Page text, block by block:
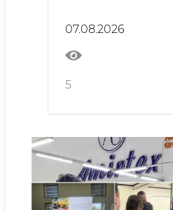
uchrashuv
07.08.2026
5